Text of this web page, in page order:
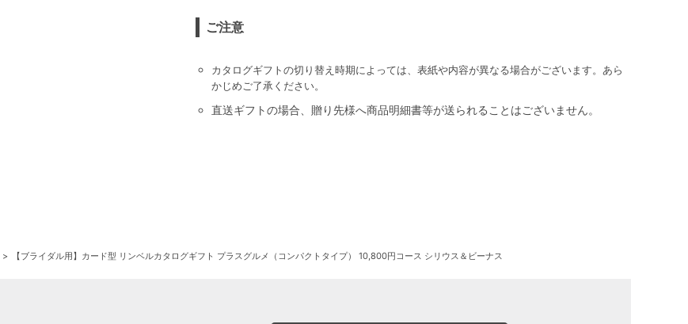
ご注意
カタログギフトの切り替え時期によっては、表紙や内容が異なる場合がございます。あら
かじめご了承ください。
直送ギフトの場合、贈り先様へ商品明細書等が送られることはございません。
【ブライダル用】カード型 リンベルカタログギフト プラスグルメ（コンパクトタイプ） 10,800円コース シリウス＆ビーナス